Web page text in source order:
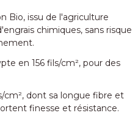
Bio, issu de l'agriculture
chimiques, sans risque
en 156 fils/cm², pour des
cm², dont sa longue fibre et
finesse et résistance.